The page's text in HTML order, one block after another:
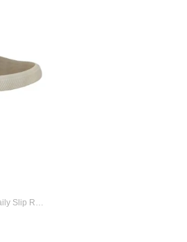
Tênis Aramis Masculino Daily Slip Rain Off-White